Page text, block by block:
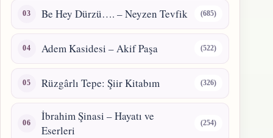
Be Hey Dürzü…. – Neyzen Tevfik (685)
Adem Kasidesi – Akif Paşa (522)
Rüzgârlı Tepe: Şiir Kitabım (326)
İbrahim Şinasi – Hayatı ve
Eserleri
(254)